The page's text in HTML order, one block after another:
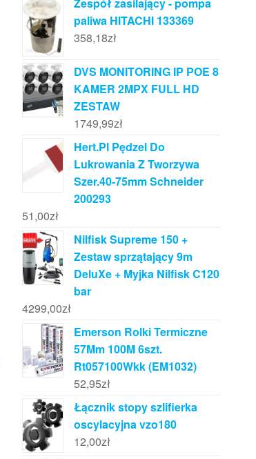
paliwa HITACHI 133369
358,18zł
DVS MONITORING IP POE 8
KAMER 2MPX FULL HD
ZESTAW
1749,99zł
Hert.Pl Pędzel Do
Lukrowania Z Tworzywa
Szer.40-75mm Schneider
200293
51,00zł
Nilfisk Supreme 150 +
Zestaw sprzątający 9m
DeluXe + Myjka Nilfisk C120
bar
4299,00zł
Emerson Rolki Termiczne
57Mm 100M 6szt.
Rt057100Wkk (EM1032)
52,95zł
Łącznik stopy szlifierka
oscylacyjna vzo180
12,00zł